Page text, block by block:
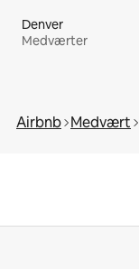
Denver
Medværter
Airbnb Medvært